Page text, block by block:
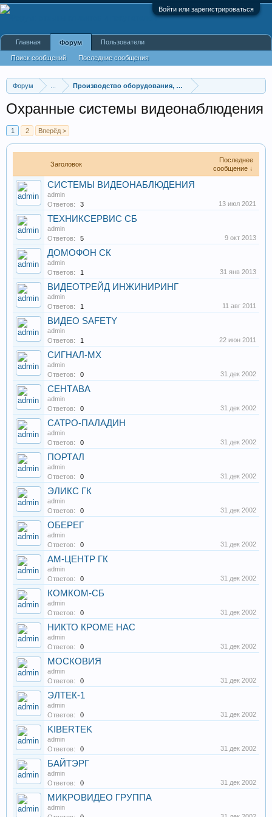
Войти или зарегистрироваться
Форум Производство оборудования, оборудование для произв
Охранные системы видеонаблюдения
1 2 Вперёд >
Заголовок
Последнее
сообщение ↓
СИСТЕМЫ ВИДЕОНАБЛЮДЕНИЯ
admin
Ответов:
3 13 июл 2021
ТЕХНИКСЕРВИС СБ
admin
Ответов:
5 9 окт 2013
ДОМОФОН СК
admin
Ответов:
1 31 янв 2013
ВИДЕОТРЕЙД ИНЖИНИРИНГ
admin
Ответов:
1 11 авг 2011
ВИДЕО SAFETY
admin
Ответов:
1 22 июн 2011
СИГНАЛ-МХ
admin
Ответов:
0 31 дек 2002
СЕНТАВА
admin
Ответов:
0 31 дек 2002
САТРО-ПАЛАДИН
admin
Ответов:
0 31 дек 2002
ПОРТАЛ
admin
Ответов:
0 31 дек 2002
ЭЛИКС ГК
admin
Ответов:
0 31 дек 2002
ОБЕРЕГ
admin
Ответов:
0 31 дек 2002
АМ-ЦЕНТР ГК
admin
Ответов:
0 31 дек 2002
КОМКОМ-СБ
admin
Ответов:
0 31 дек 2002
НИКТО КРОМЕ НАС
admin
Ответов:
0 31 дек 2002
МОСКОВИЯ
admin
Ответов:
0 31 дек 2002
ЭЛТЕК-1
admin
Ответов:
0 31 дек 2002
KIBERTEK
admin
Ответов:
0 31 дек 2002
БАЙТЭРГ
admin
Ответов:
0 31 дек 2002
МИКРОВИДЕО ГРУППА
admin
Главная Форум
Поиск сообщений Последние сообщения
Пользователи